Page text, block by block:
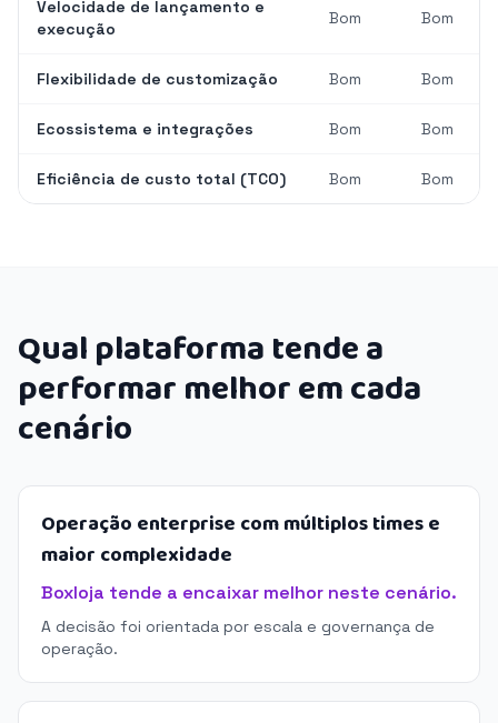
Velocidade de lançamento e
execução
Bom Bom
Flexibilidade de customização Bom Bom
Ecossistema e integrações Bom Bom
Eficiência de custo total (TCO) Bom Bom
Qual plataforma tende a
performar melhor em cada
cenário
Operação enterprise com múltiplos times e
maior complexidade
Boxloja tende a encaixar melhor neste cenário.
A decisão foi orientada por escala e governança de
operação.